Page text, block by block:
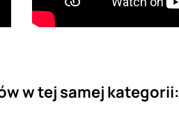
w tej samej kategorii: